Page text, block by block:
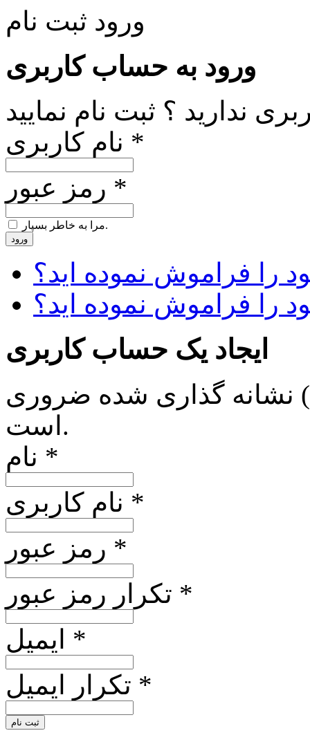
ورود ثبت نام
ورود به حساب کاربری
ندارید ؟ ثبت نام نمایید
نام کاربری *
رمز عبور *
مرا به خاطر بسپار.
ورود
را فراموش نموده اید؟
را فراموش نموده اید؟
ایجاد یک حساب کاربری
نشانه گذاری شده ضروری
است.
نام *
نام کاربری *
رمز عبور *
تکرار رمز عبور *
ایمیل *
تکرار ایمیل *
ثبت نام